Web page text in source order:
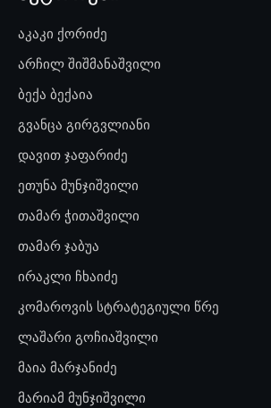
აკაკი ქორიძე
არჩილ შიშმანაშვილი
ბექა ბექაია
გვანცა გირგვლიანი
დავით ჯაფარიძე
ეთუნა მუნჯიშვილი
თამარ ჭითაშვილი
თამარ ჯაბუა
ირაკლი ჩხაიძე
კომაროვის სტრატეგიული წრე
ლაშარი გოჩიაშვილი
მაია მარჯანიძე
მარიამ მუნჯიშვილი